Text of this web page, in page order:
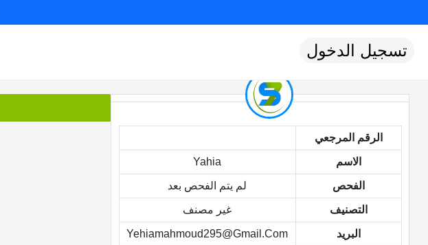
تسجيل الدخول
الرقم المرجعي
الاسم Yahia
الفحص لم يتم الفحص بعد
التصنيف غير مصنف
البريد Yehiamahmoud295@gmail.com